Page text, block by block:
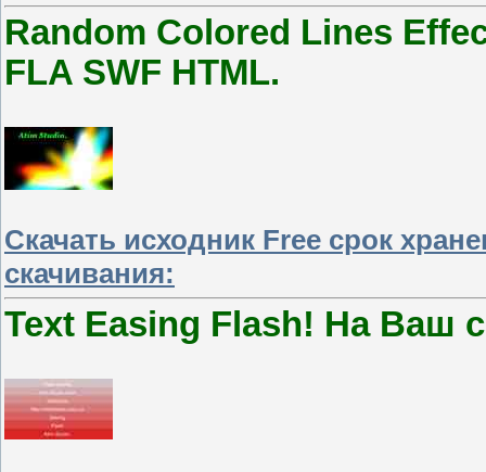
Random Colored Lines
FLA SWF HTML.
Скачать исходник Free срок
скачивания:
Text Easing Flash! На Ваш